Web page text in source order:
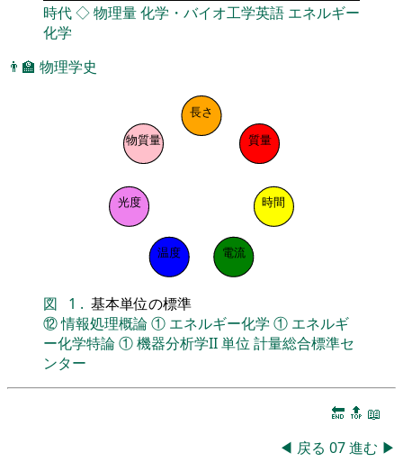
時代◇物理量化学・バイオ工学英語 エネルギー
化学
👨‍🏫 物理学史
長さ
質量
時間
電流
温度
光度
物質量
図 1 . 基本単位の標準
⑫情報処理概論① エネルギー化学 ① エネルギ
ー化学特論①機器分析学II単位 計量総合標準セ
ンター
🔚 🔝 📖
◀ 戻る 07進む ▶